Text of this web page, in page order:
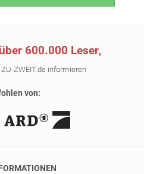
über 600.000 Leser,
ZWEIT.de informieren
von: